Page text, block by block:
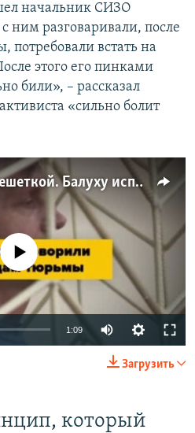
начальник СИЗО
ним разговаривали, после
потребовали встать на
этого его пинками
били», – рассказал
«сильно болит
День рождения за решеткой. Балуху исполняется 48 лет (видео)
currently available
1:09
Загрузить
который